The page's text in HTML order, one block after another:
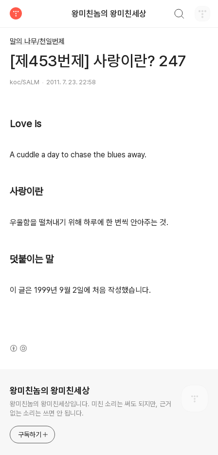
왕미친놈의 왕미친세상
말의 나무/천일번제
[제453번제] 사랑이란? 247
koc/SALM 2011. 7. 23. 22:58
Love is
A cuddle a day to chase the blues away.
사랑이란
우울함을 떨쳐내기 위해 하루에 한 번씩 안아주는 것.
덧붙이는 말
이 글은 1999년 9월 2일에 처음 작성했습니다.
왕미친놈의 왕미친세상
왕미친놈의 왕미친세상입니다. 미친 소리는 써도 되지만, 근거
없는 소리는 쓰면 안 됩니다.
구독하기